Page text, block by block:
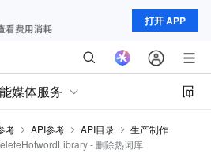
打开 APP
媒体服务
考 API参考 API目录
生产制作
- 删除热词库